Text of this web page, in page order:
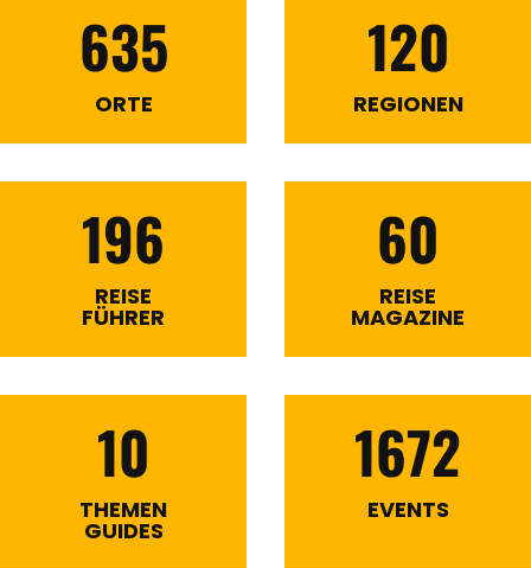
635
ORTE
120
REGIONEN
196
REISE
FÜHRER
60
REISE
MAGAZINE
10
THEMEN
GUIDES
1672
EVENTS